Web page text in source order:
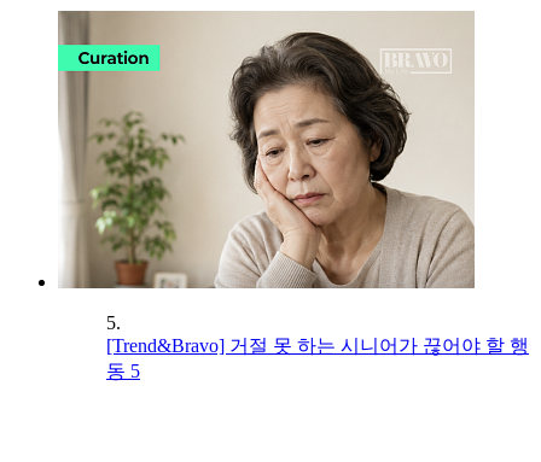
5.
[Trend&Bravo] 거절 못 하는 시니어가 끊어야 할 행
동 5